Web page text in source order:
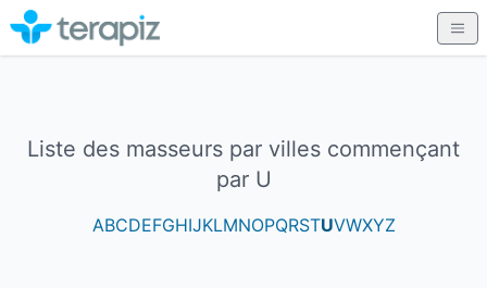
Liste des masseurs par villes commençant
par U
ABCDEFGHIJKLMNOPQRSTUVWXYZ